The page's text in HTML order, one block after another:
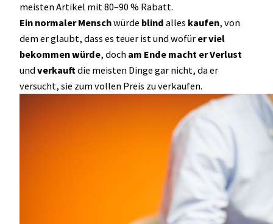
meisten Artikel mit 80–90 % Rabatt.
Ein normaler Menschwürde blind alles kaufen, von
dem er glaubt, dass es teuer ist und wofür er viel
bekommen würde, doch am Ende macht er Verlust
undverkauftdie meisten Dinge gar nicht, da er
versucht, sie zum vollen Preis zu verkaufen.